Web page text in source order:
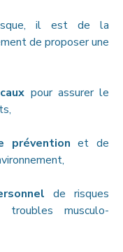
il est de la
de proposer une
pour assurer le
prévention et de
de risques
troubles musculo-